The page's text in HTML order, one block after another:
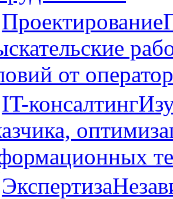
Проектирование
от
IT-консалтинг
Экспертиза